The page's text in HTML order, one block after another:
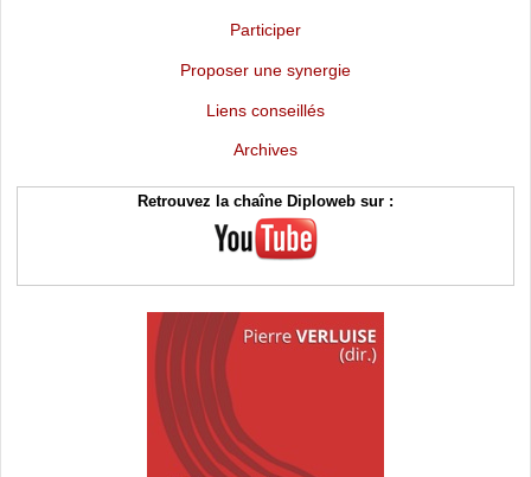
Participer
Proposer une synergie
Liens conseillés
Archives
Retrouvez la chaîne Diploweb sur :